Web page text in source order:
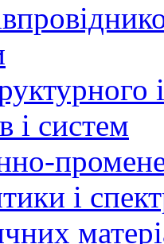
і систем
і